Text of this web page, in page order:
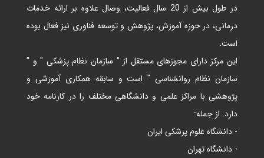
در طول بیش از 20 سال فعالیت، وصال علاوه بر ارائه خدمات
درمانی، در حوزه آموزش، پژوهش و توسعه فناوری نیز فعال بوده
است.
این مرکز دارای مجوزهای مستقل از " سازمان نظام پزشکی " و "
سازمان نظام روانشناسی " است و سابقه همکاری آموزشی و
پژوهشی با مراکز علمی و دانشگاهی مختلف را در کارنامه خود
دارد. از جمله:
- دانشگاه علوم پزشکی ایران
- دانشگاه تهران